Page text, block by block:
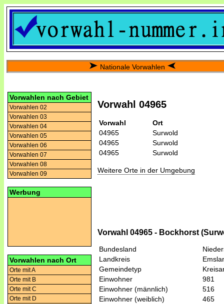
Nationale Vorwahlen
Vorwahlen nach Gebiet
Vorwahlen 02
Vorwahlen 03
Vorwahlen 04
Vorwahlen 05
Vorwahlen 06
Vorwahlen 07
Vorwahlen 08
Vorwahlen 09
Werbung
Vorwahlen nach Ort
Orte mit A
Orte mit B
Orte mit C
Orte mit D
Vorwahl 04965
Vorwahl
Ort
04965
Surwold
04965
Surwold
04965
Surwold
Weitere Orte in der Umgebung
Vorwahl 04965 - Bockhorst
Bundesland
Landkreis
Gemeindetyp
Einwohner
981
Einwohner (männlich)
516
Einwohner (weiblich)
465